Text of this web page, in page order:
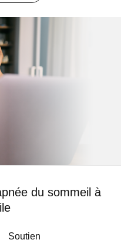
du sommeil à
Soutien